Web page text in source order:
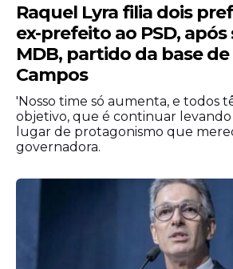
responsabilização penal do
violações graves à ética e à
concentrou-se fortemente
pessoas em severa condição
vulnerabilidade’.
Raquel Lyra filia dois
ex-prefeito ao PSD, após
MDB, partido da base de
Campos
'Nosso time só aumenta, e todos
objetivo, que é continuar
lugar de protagonismo que
governadora.